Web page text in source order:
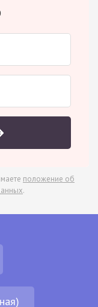
положение об
.